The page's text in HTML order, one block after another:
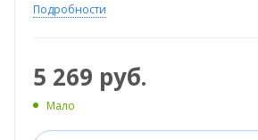
Подробности
5 269 руб.
Мало